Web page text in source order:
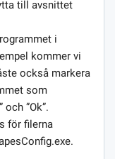
till avsnittet
i
kommer vi
också markera
som
”Ok”.
för filerna